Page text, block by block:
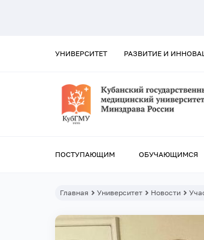
УНИВЕРСИТЕТ РАЗВИТИЕ И
ПОСТУПАЮЩИМ ОБУЧАЮЩИМСЯ
Главная Университет Новости